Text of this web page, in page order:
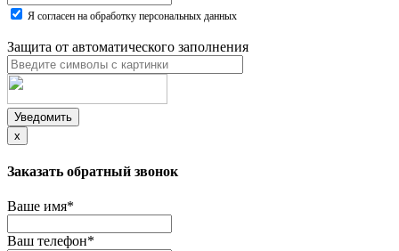
Я согласен на обработку персональных данных
Защита от автоматического заполнения
Уведомить
x
Заказать обратный звонок
Ваше имя*
Ваш телефон*